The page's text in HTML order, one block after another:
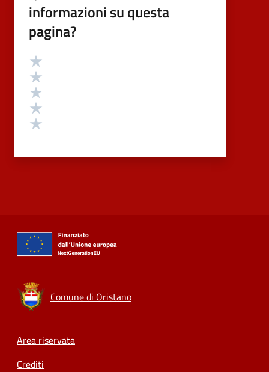
informazioni su questa
pagina?
Valutazione
Comune di Oristano
Footer menu
Area riservata
Crediti